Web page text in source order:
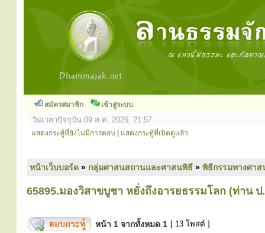
สมัครสมาชิก เข้าสู่ระบบ
วันเวลาปัจจุบัน 09 ส.ค. 2026, 21:57
แสดงกระทู้ที่ยังไม่มีการตอบ แสดงกระทู้ที่เปิดดูแล้ว
หน้าเว็บบอร์ด » กลุ่มศาสนสถานและศาสนพิธี » พิธีกรรมทางศา
65895.มองวิสาขบูชา หยั่งถึงอารยธรรมโลก (ท่าน
หน้า 1 จากทั้งหมด 1 [ 13 โพสต์ ]